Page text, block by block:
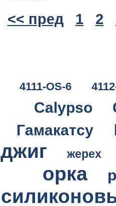
<< пред 1 2
4111-OS-6
Calypso
Гамакатсу
джиг
жерех
орка